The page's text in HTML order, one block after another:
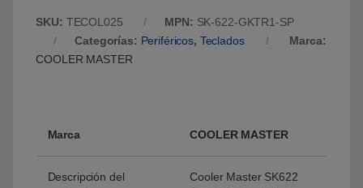
SKU: TECOL025 MPN: SK-622-GKTR1-SP
Categorías: Periféricos, Teclados
Marca:
COOLER MASTER
Marca COOLER MASTER
Descripción del
Cooler Master SK622